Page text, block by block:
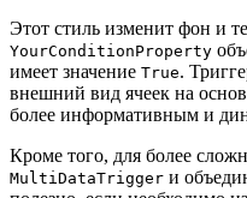
Этот стиль изменит фон и
YourConditionProperty
имеет значение True.
внешний вид ячеек на
более информативным и
Кроме того, для более
MultiDataTrigger и